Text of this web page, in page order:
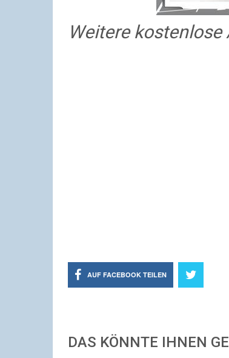
Weitere
AUF FACEBOOK TEILEN
DAS KÖNNTE IHNEN